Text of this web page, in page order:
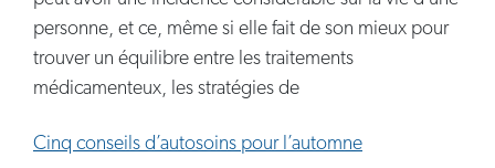
personne, et ce, même si elle fait de son mieux pour
trouver un équilibre entre les traitements
médicamenteux, les stratégies de
Cinq conseils d’autosoins pour l’automne